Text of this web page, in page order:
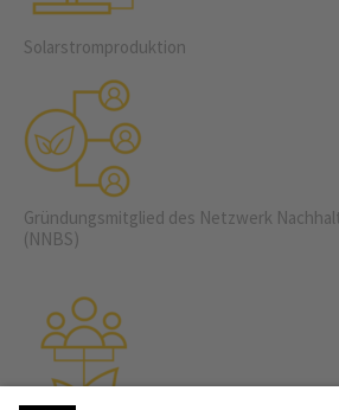
Solarstrom­produktion
Gründungsmitglied des Netz­werk
(NNBS)